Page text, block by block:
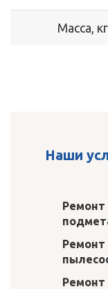
Масса, кг
Наши
Ремонт
Ремонт